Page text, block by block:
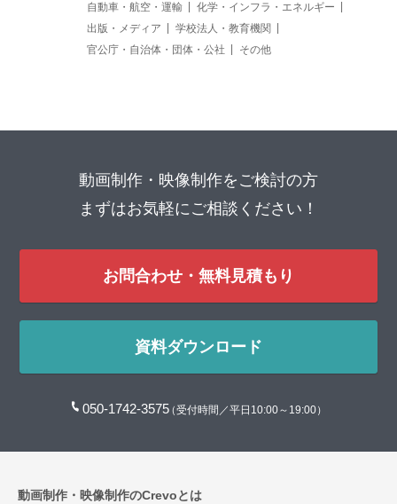
自動車・航空・運輸
化学・インフラ・エネルギー
出版・メディア
学校法人・教育機関
官公庁・自治体・団体・公社
その他
動画制作・映像制作をご検討の方
まずはお気軽にご相談ください！
お問合わせ・無料見積もり
資料ダウンロード
050-1742-3575（受付時間／平日10:00～19:00）
動画制作・映像制作のCrevoとは